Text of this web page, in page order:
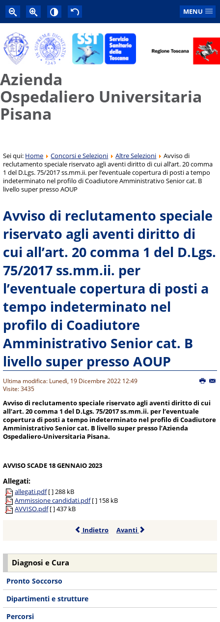
MENU
Azienda
Ospedaliero Universitaria
Pisana
Sei qui: Home Concorsi e Selezioni Altre Selezioni
Avviso di
reclutamento speciale riservato agli aventi diritto di cui all’art. 20 comma
1 del D.Lgs. 75/2017 ss.mm.ii. per l’eventuale copertura di posti a tempo
indeterminato nel profilo di Coadiutore Amministrativo Senior cat. B
livello super presso AOUP
Avviso di reclutamento speciale
riservato agli aventi diritto di
cui all’art. 20 comma 1 del D.Lgs.
75/2017 ss.mm.ii. per
l’eventuale copertura di posti a
tempo indeterminato nel
profilo di Coadiutore
Amministrativo Senior cat. B
livello super presso AOUP
Ultima modifica: Lunedì, 19 Dicembre 2022 12:49
Visite: 3435
Avviso di reclutamento speciale riservato agli aventi diritto di cui
all’art. 20 comma 1 del D.Lgs. 75/2017ss.mm.ii. per l’eventuale
copertura di posti a tempo indeterminato nel profilo diCoadiutore
Amministrativo Senior cat. B livello super presso l’Azienda
Ospedaliero-Universitaria Pisana.
AVVISO SCADE 18 GENNAIO 2023
Allegati:
allegati.pdf [ ]288 kB
Ammissione candidati.pdf [ ] 158 kB
AVVISO.pdf [ ]437 kB
Indietro Avanti
Diagnosi e Cura
Pronto Soccorso
Dipartimenti e strutture
Percorsi